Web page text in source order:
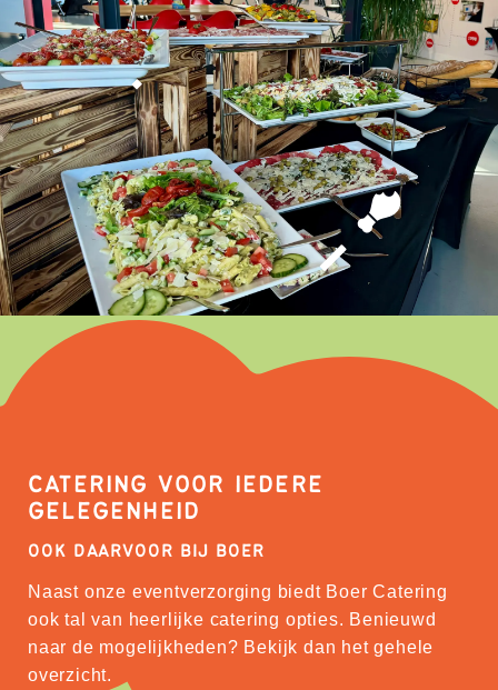
CATERING VOOR IEDERE
GELEGENHEID
OOK DAARVOOR BIJ BOER
Naast onze eventverzorging biedt Boer Catering
ook tal van heerlijke catering opties. Benieuwd
naar de mogelijkheden? Bekijk dan het gehele
overzicht.